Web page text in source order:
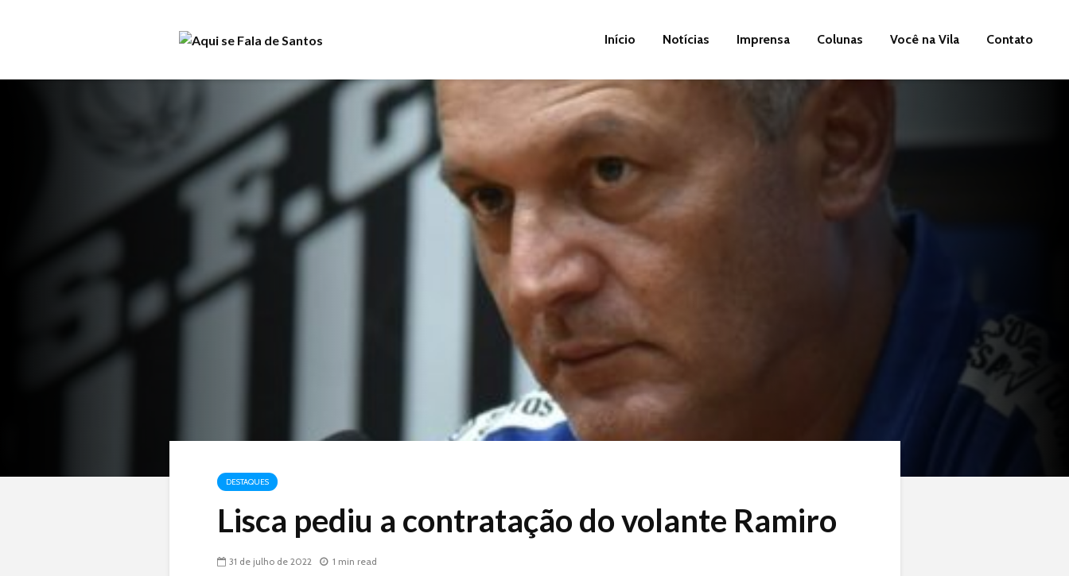
Início Notícias Imprensa Colunas Você na Vila Contato
DESTAQUES
Lisca pediu a contratação do volante Ramiro
31 de julho de 2022 1 min read